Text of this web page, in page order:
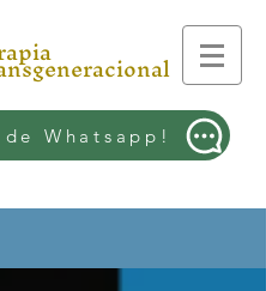
de Whatsapp!